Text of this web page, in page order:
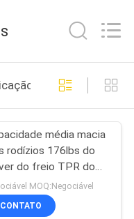
online
média macia
rodízios 176lbs do
do freio TPR do
da roda de 75mm
MOQ:Negociável
CONTATO